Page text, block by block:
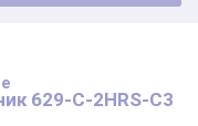
629-C-2HRS-C3